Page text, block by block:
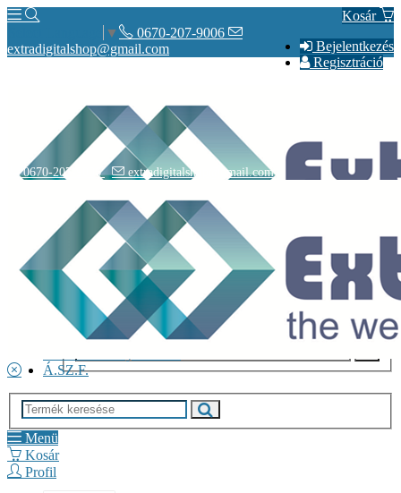
Kosár
Bejelentkezés
Regisztráció
▼
0670-207-9006
extradigitalshop@gmail.com
Rólunk
Elérhetőségeink
Vásárlás
Szállítás
Á.SZ.F.
0670-207-9006 extradigitalshop@gmail.com
Menü
Kosár
Profil